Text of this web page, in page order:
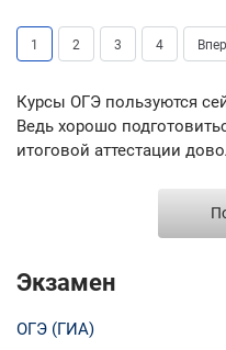
1 2 3 4
Курсы ОГЭ пользуются
Ведь хорошо
итоговой аттестации
Процесс подготовки к
нюансы и помогают
подготовиться к итоговой
ОГЭ 2017 самостоятельно
подготовки очень
Экзамен
ОГЭ (ГИА)